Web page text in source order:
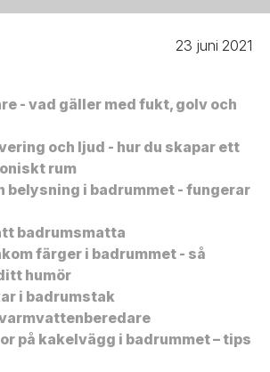
23 juni 2021
- vad gäller med fukt, golv och
och ljud - hur du skapar ett
rum
belysning i badrummet - fungerar
badrumsmatta
färger i badrummet - så
humör
i badrumstak
på kakelvägg i badrummet – tips